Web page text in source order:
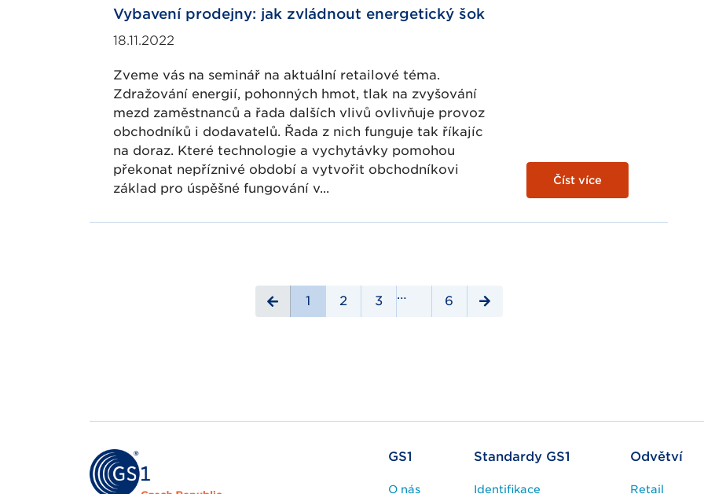
Vybavení prodejny: jak zvládnout energetický šok
18.11.2022
Zveme vás na seminář na aktuální retailové téma.
Zdražování energií, pohonných hmot, tlak na zvyšování
mezd zaměstnanců a řada dalších vlivů ovlivňuje provoz
obchodníků i dodavatelů. Řada z nich funguje tak říkajíc
na doraz. Které technologie a vychytávky pomohou
překonat nepříznivé období a vytvořit obchodníkovi
základ pro úspěšné fungování v...
Číst více
1 2 3 … 6
GS1
O nás
Standardy GS1
Identifikace
Odvětví
Retail